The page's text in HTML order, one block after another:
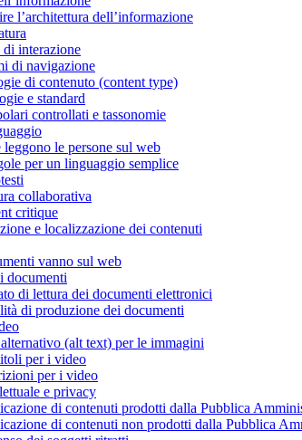
l’architettura dell’informazione
interazione
di navigazione
di contenuto (content type)
e standard
controllati e tassonomie
le persone sul web
per un linguaggio semplice
collaborativa
critique
e localizzazione dei contenuti
vanno sul web
documenti
di lettura dei documenti elettronici
di produzione dei documenti
(alt text) per le immagini
per i video
per i video
e privacy
di contenuti prodotti dalla Pubblica
di contenuti non prodotti dalla Pubblica